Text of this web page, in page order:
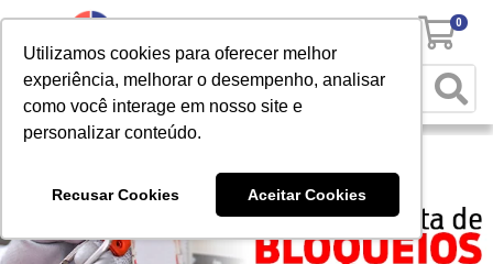
Utilizamos cookies para oferecer melhor
experiência, melhorar o desempenho, analisar
como você interage em nosso site e
personalizar conteúdo.
Recusar Cookies Aceitar Cookies
0